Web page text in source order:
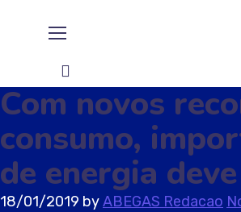
Com novos
consumo,
de energia
18/01/2019 byABEGAS Redacao